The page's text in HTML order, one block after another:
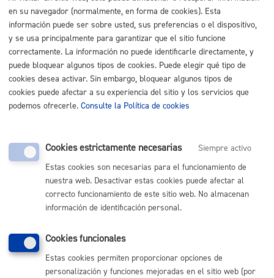
Buscar
Listado completo de Trámites
Animales
Registro General: aportar documentación a un expediente
ONLINE
TELÉFONO
MÁQUINA
Volver al índice Volver atrás
en su navegador (normalmente, en forma de cookies). Esta
información puede ser sobre usted, sus preferencias o el dispositivo,
y se usa principalmente para garantizar que el sitio funcione
correctamente. La información no puede identificarle directamente, y
puede bloquear algunos tipos de cookies. Puede elegir qué tipo de
cookies desea activar. Sin embargo, bloquear algunos tipos de
cookies puede afectar a su experiencia del sitio y los servicios que
podemos ofrecerle. Consulte la Política de cookies
Cookies estrictamente necesarias
Siempre activo
Estas cookies son necesarias para el funcionamiento de
nuestra web. Desactivar estas cookies puede afectar al
correcto funcionamiento de este sitio web. No almacenan
información de identificación personal.
Cookies funcionales
Estas cookies permiten proporcionar opciones de
personalización y funciones mejoradas en el sitio web (por